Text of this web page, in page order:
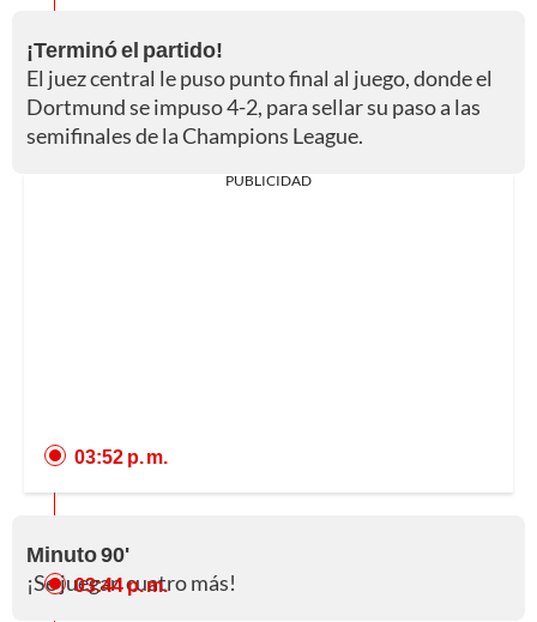
¡Terminó el partido!
El juez central le puso punto final al juego, donde el
Dortmund se impuso 4-2, para sellar su paso a las
semifinales de la Champions League.
PUBLICIDAD
03:52 p. m.
Minuto 90'
¡Se juegan cuatro más!
03:44 p. m.